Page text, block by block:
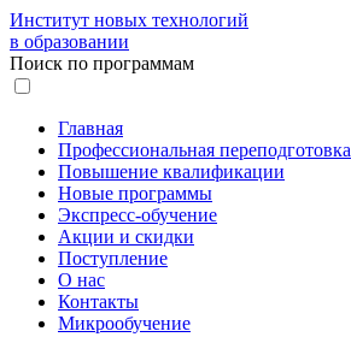
Институт новых технологий
в образовании
Поиск по программам
Главная
Профессиональная переподготовка
Повышение квалификации
Новые программы
Экспресс-обучение
Акции и скидки
Поступление
О нас
Контакты
Микрообучение